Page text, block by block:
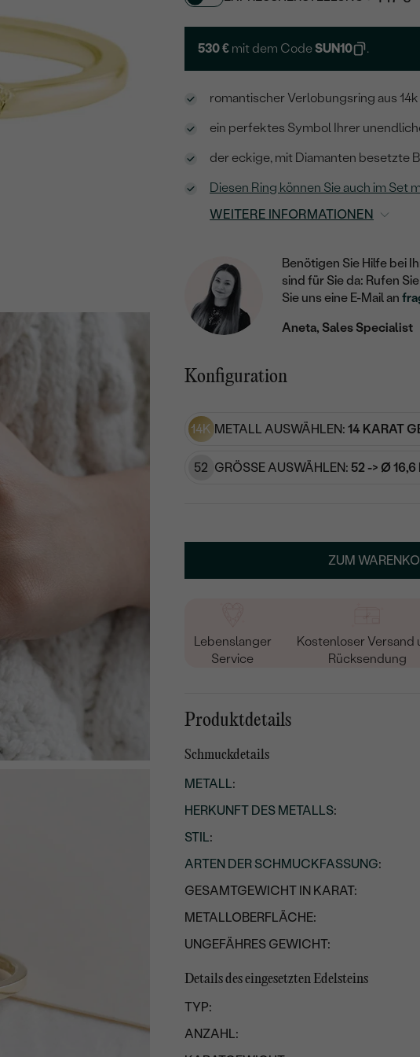
530 € mit dem CodeSUN10 .
romantischer Verlobungsring aus
ein perfektes Symbol Ihrer
der eckige, mit Diamanten besetzte
Diesen Ring können Sie auch im
WEITERE INFORMATIONEN
Benötigen Sie Hilfe bei
sind für Sie da: Rufen
Sie uns eine E-Mail an
Aneta, Sales Specialist
Konfiguration
14K METALL AUSWÄHLEN: 14 KARAT
52 GRÖSSE AUSWÄHLEN: 52 -> Ø 16,6
ZUM
Lebenslanger
Service
Kostenloser Versand
Rücksendung
Produktdetails
Schmuckdetails
METALL:
HERKUNFT DES METALLS:
STIL:
ARTEN DER SCHMUCKFASSUNG:
GESAMTGEWICHT IN KARAT:
METALLOBERFLÄCHE:
UNGEFÄHRES GEWICHT:
Details des eingesetzten Edelsteins
TYP:
ANZAHL: